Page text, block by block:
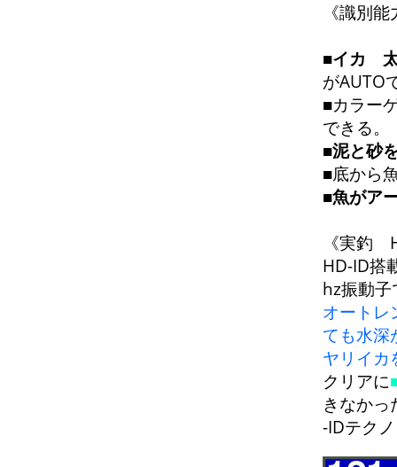
《識別
■イカ 太
がAUTO
■カラー
できる。
■泥と砂
■底から
■魚がア
《実釣
HD-ID
hz振動
オート
ても水深
ヤリイカ
クリアに
きなか
-IDテク